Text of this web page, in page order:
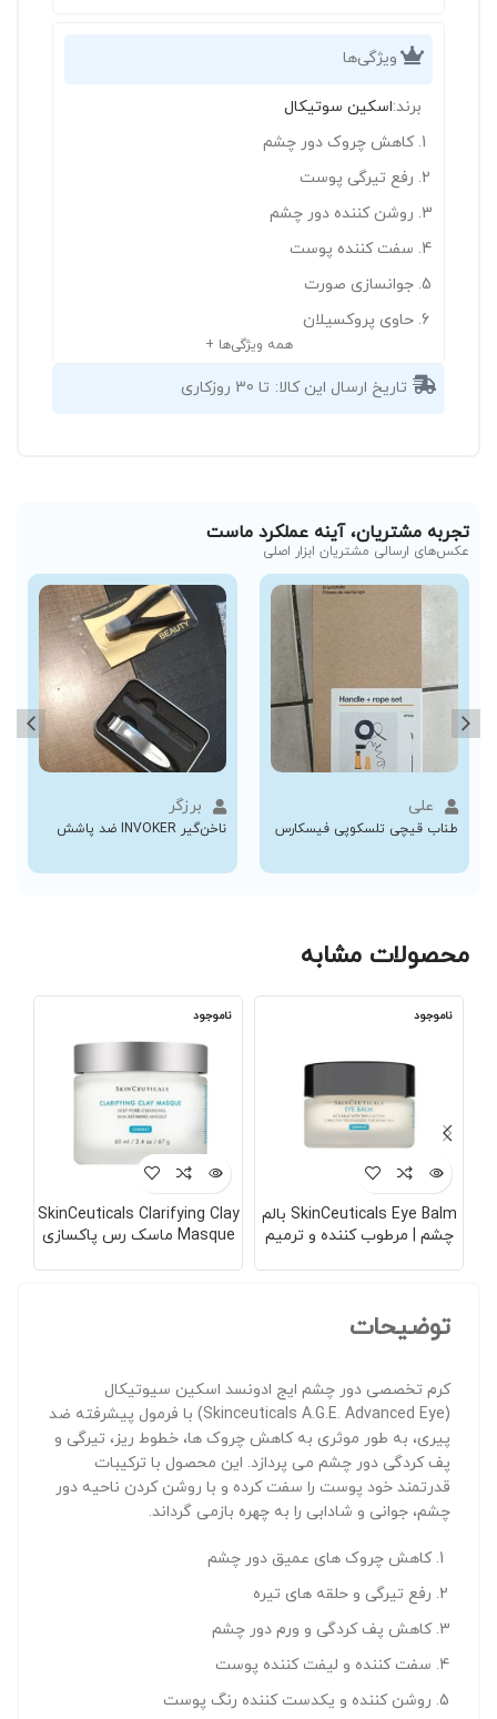
ویژگی‌ها
برند:اسکین سوتیکال
کاهش چروک دور چشم
رفع تیرگی پوست
روشن کننده دور چشم
سفت کننده پوست
جوانسازی صورت
حاوی پروکسیلان
همه ویژگی‌ها +
تاریخ ارسال این کالا: تا 30 روزکاری
تجربه مشتریان، آینه عملکرد ماست
عکس‌های ارسالی مشتریان ابزار اصلی
علی
طناب قیچی تلسکوپی فیسکارس
برزگر
ناخن‌گیر INVOKER ضد پاشش
محصولات مشابه
ناموجود
SkinCeuticals Eye Balm بالم
چشم | مرطوب کننده و ترمیم
های حساس و نازک | فاقد عطر و
محرک | 14 گرم
ناموجود
SkinCeuticals Clarifying Clay
Masque ماسک رس پاکسازی
کاهش چربی اضافه پوست |
توضیحات
کرم تخصصی دور چشم ایج ادونسد اسکین سیوتیکال
(Skinceuticals A.G.E. Advanced Eye) با فرمول پیشرفته ضد
پیری، به طور موثری به کاهش چروک ها، خطوط ریز، تیرگی و
پف کردگی دور چشم می پردازد. این محصول با ترکیبات
قدرتمند خود پوست را سفت کرده و با روشن کردن ناحیه دور
چشم، جوانی و شادابی را به چهره بازمی گرداند.
کاهش چروک های عمیق دور چشم
رفع تیرگی و حلقه های تیره
کاهش پف کردگی و ورم دور چشم
سفت کننده و لیفت کننده پوست
روشن کننده و یکدست کننده رنگ پوست